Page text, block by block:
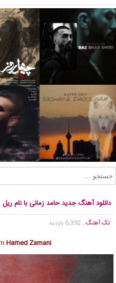
دانلود آهنگ جدید حامد زمانی با نام ریل
تک آهنگ , 6,392 بازدید
Hamed Zamani